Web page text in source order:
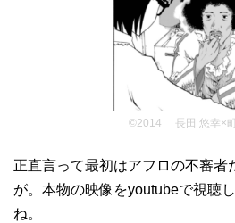
©2014 長田 悠幸×町
正直言って最初はアフロの不審者
が。本物の映像をyoutubeで視聴
ね。